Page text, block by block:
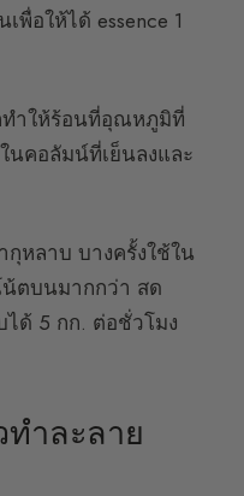
อให้ได้ essence 1
ทำให้ร้อนที่อุณหภูมิที่
คอลัมน์ที่เย็นลงและ
หลาบ บางครั้งใช้ใน
น้ตบนมากกว่า สด
ได้ 5 กก. ต่อชั่วโมง
ำละลาย